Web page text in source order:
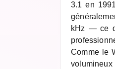
3.1 en
kHz — ce
Comme le
volumineux